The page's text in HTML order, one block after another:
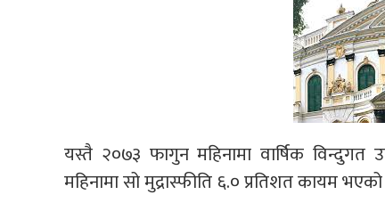
यस्तै २०७३ फागुन महिनामा वार्षिक विन्दुगत
महिनामा सो मुद्रास्फीति ६.० प्रतिशत कायम